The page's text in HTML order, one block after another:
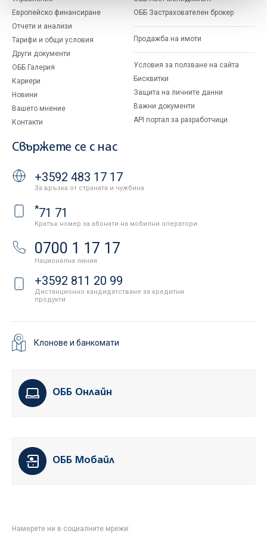
Европейско финансиране
Отчети и анализи
Тарифи и общи условия
Други документи
ОББ Галерия
Кариери
Новини
Вашето мнение
Контакти
ОББ Застрахователен брокер
Продажба на имоти
Условия за ползване на сайта
Бисквитки
Защита на личните данни
Важни документи
API портал за разработчици
Свържете се с нас
+3592 483 17 17
За връзка от страната и чужбина
*71 71
Кратък номер за абонати на мобилни оператори
0700 1 17 17
Национална линия
+3592 811 20 99
Дистанционно кандидатстване за кредитни
продукти
Клонове и банкомати
ОББ Онлайн
ОББ Мобайл
Намерете ни в социалните мрежи: